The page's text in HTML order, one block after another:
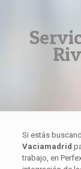
Si estás
Vaciamadrid
trabajo, en